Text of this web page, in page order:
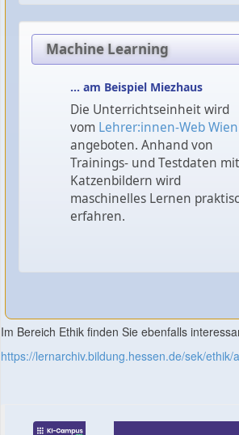
Machine Learning
... am Beispiel Miezhaus
Die Unterrichtseinheit wird
vom Lehrer:innen-Web Wien
angeboten. Anhand von
Trainings- und Testdaten mit
Katzenbildern wird
maschinelles Lernen
erfahren.
Im Bereich Ethik finden Sie ebenfalls
https://lernarchiv.bildung.hessen.de/sek/